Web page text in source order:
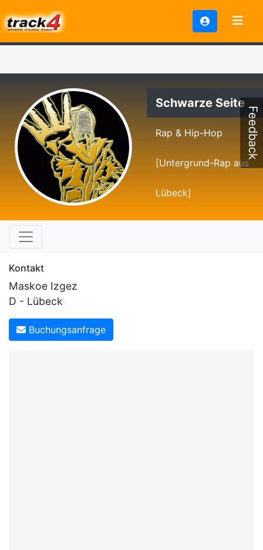
Schwarze Seite
Rap & Hip-Hop
[Untergrund-Rap aus
Lübeck]
Kontakt
Maskoe Izgez
D - Lübeck
Buchungsanfrage
Feedback